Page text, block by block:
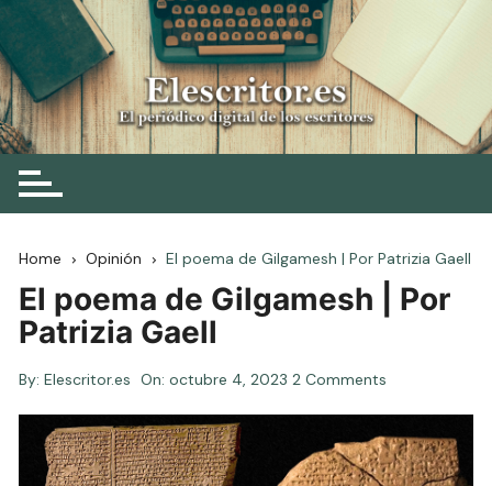
Skip
to
content
Elescritor.es
El periódico digital de los escritores
Home Opinión El poema de Gilgamesh | Por Patrizia Gaell
El poema de Gilgamesh | Por
Patrizia Gaell
By: Elescritor.es On:octubre 4, 2023 2 Comments